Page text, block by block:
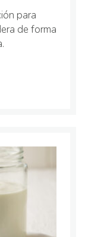
para
de forma